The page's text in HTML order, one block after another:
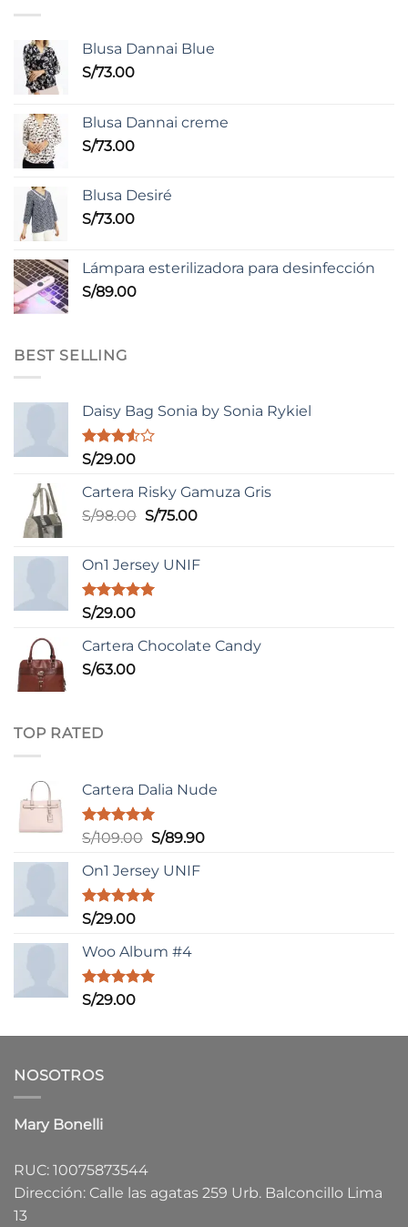
Blusa Dannai Blue
S/73.00
Blusa Dannai creme
S/73.00
Blusa Desiré
S/73.00
Lámpara esterilizadora para desinfección
S/89.00
BEST SELLING
Daisy Bag Sonia by Sonia Rykiel
Valorado
3.50de
5
S/29.00
Cartera Risky Gamuza Gris
S/98.00 El
era:
S/98.00.
S/75.00El
es:
On1 Jersey UNIF
Valorado
de 5
S/29.00
Cartera Chocolate Candy
S/63.00
TOP RATED
Cartera Dalia Nude
Valorado
de 5
S/109.00 El
original
era:
S/89.90El
On1 Jersey UNIF
Valorado
de 5
S/29.00
Woo Album #4
Valorado
S/29.00
NOSOTROS
Mary Bonelli
RUC: 10075873544
Dirección: Calle las agatas 259 Urb. Balconcillo Lima
13